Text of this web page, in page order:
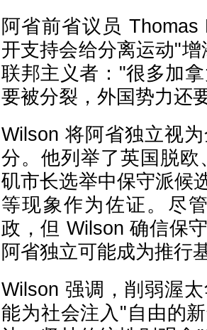
阿省前省议员
开支持会给分离运动"
联邦主义者："很多加
要被分裂，外国势力还
Wilson 将阿省独立视
分。他列举了英国脱
矶市长选举中保守派候
等现象作为佐证。尽
政，但 Wilson 确信保
阿省独立可能成为推行
Wilson 强调，削弱渥
能为社会注入"自由的